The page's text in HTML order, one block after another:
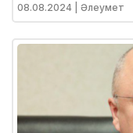
08.08.2024 | Әлеумет